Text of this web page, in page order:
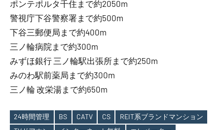
ポンテポルタ千住まで約2050m
警視庁下谷警察署まで約500m
下谷三郵便局まで約400m
三ノ輪病院まで約300m
みずほ銀行 三ノ輪駅出張所まで約250m
みのわ駅前薬局まで約300m
三ノ輪 改栄湯まで約650m
24時間管理 BS CATV CS
REIT系ブランドマンション